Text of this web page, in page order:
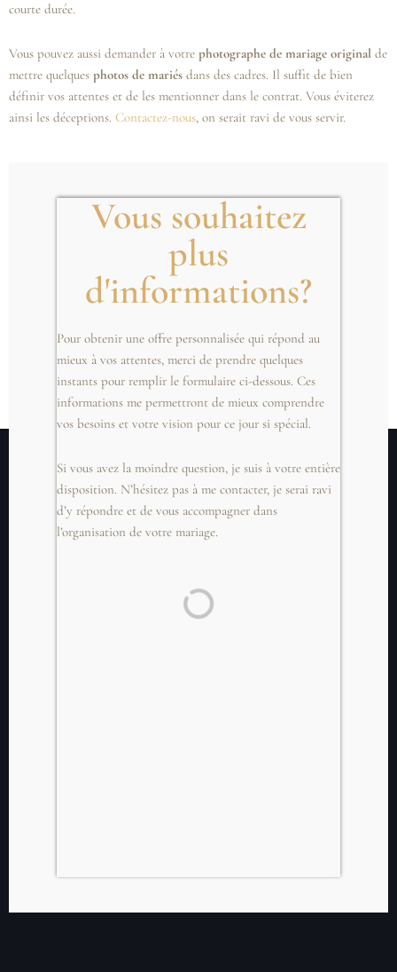
courte durée.
Vous pouvez aussi demander à votre photographe de mariage original de
mettre quelques photos de mariés dans des cadres. Il suffit de bien
définir vos attentes et de les mentionner dans le contrat. Vous éviterez
ainsi les déceptions. Contactez-nous, on serait ravi de vous servir.
Vous souhaitez
plus
d'informations?
Pour obtenir une offre personnalisée qui répond au
mieux à vos attentes, merci de prendre quelques
instants pour remplir le formulaire ci-dessous. Ces
informations me permettront de mieux comprendre
vos besoins et votre vision pour ce jour si spécial.
Si vous avez la moindre question, je suis à votre entière
disposition. N’hésitez pas à me contacter, je serai ravi
d’y répondre et de vous accompagner dans
l’organisation de votre mariage.